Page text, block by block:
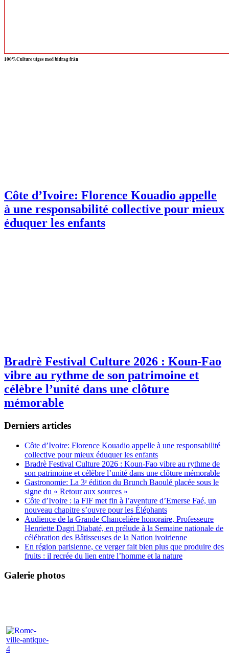
100%Culture utges med bidrag från
Côte d’Ivoire: Florence Kouadio appelle
à une responsabilité collective pour mieux
éduquer les enfants
Bradrè Festival Culture 2026 : Koun-Fao
vibre au rythme de son patrimoine et
célèbre l’unité dans une clôture
mémorable
Derniers articles
Côte d’Ivoire: Florence Kouadio appelle à une responsabilité
collective pour mieux éduquer les enfants
Bradrè Festival Culture 2026 : Koun-Fao vibre au rythme de
son patrimoine et célèbre l’unité dans une clôture mémorable
Gastronomie: La 3ᵉ édition du Brunch Baoulé placée sous le
signe du « Retour aux sources »
Côte d’Ivoire : la FIF met fin à l’aventure d’Emerse Faé, un
nouveau chapitre s’ouvre pour les Éléphants
Audience de la Grande Chancelière honoraire, Professeure
Henriette Dagri Diabaté, en prélude à la Semaine nationale de
célébration des Bâtisseuses de la Nation ivoirienne
En région parisienne, ce verger fait bien plus que produire des
fruits : il recrée du lien entre l’homme et la nature
Galerie photos